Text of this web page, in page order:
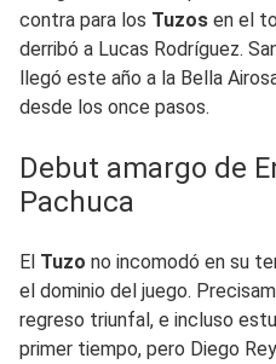
contra para los Tuzos en el
derribó a Lucas Rodríguez.
llegó este año a la Bella
desde los once pasos.
Debut amargo de
Pachuca
El Tuzo no incomodó en su
el dominio del juego.
regreso triunfal, e incluso
primer tiempo, pero Diego